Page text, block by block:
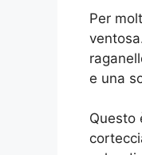
Per
e una
Questo